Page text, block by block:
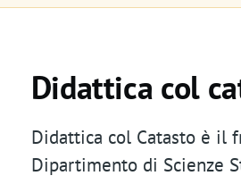
g
a
t
Didattica col
Didattica col Catasto è il
Dipartimento di Scienze